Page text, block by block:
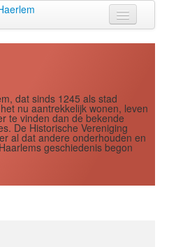
dat sinds 1245 als stad
nu aantrekkelijk wonen, leven
te vinden dan de bekende
De Historische Vereniging
al dat andere onderhouden en
geschiedenis begon
Jaar
Maand